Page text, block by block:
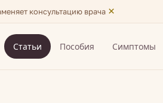
консультацию врача ×
Статьи Пособия Симптомы